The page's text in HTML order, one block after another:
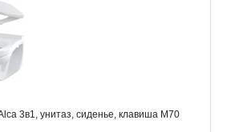
3в1, унитаз, сиденье, клавиша M70